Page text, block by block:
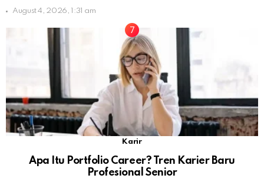
August 4, 2026, 1:31 am
Karir
Apa Itu Portfolio Career? Tren Karier Baru
Profesional Senior